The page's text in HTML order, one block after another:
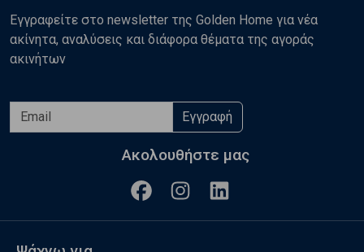
Εγγραφείτε στο newsletter της Golden Home για νέα
ακίνητα, αναλύσεις και διάφορα θέματα της αγοράς
ακινήτων
Εγγραφή
Ακολουθήστε μας